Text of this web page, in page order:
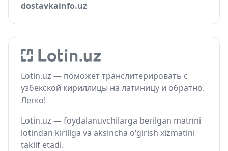
dostavkainfo.uz
Lotin.uz — поможет транслитерировать с
узбекской кириллицы на латиницу и обратно.
Легко!
Lotin.uz — foydalanuvchilarga berilgan matnni
lotindan kirillga va aksincha o‘girish xizmatini
taklif etadi.